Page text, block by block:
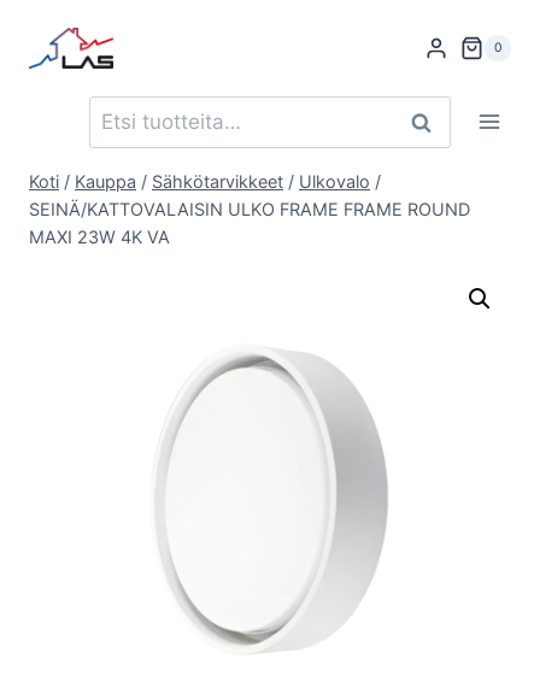
sisältöön
0
Etsi: Haku
Koti / Kauppa / Sähkötarvikkeet / Ulkovalo /
SEINÄ/KATTOVALAISIN ULKO FRAME FRAME ROUND
MAXI 23W 4K VA